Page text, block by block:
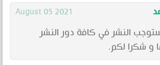
2021 August 05
النشر في كافة دور النشر
و شكرا لكم.